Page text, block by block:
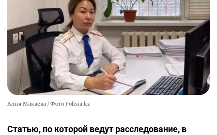
Алия Макаева / Фото Polisia.kz
Статью, по которой ведут расследование, в